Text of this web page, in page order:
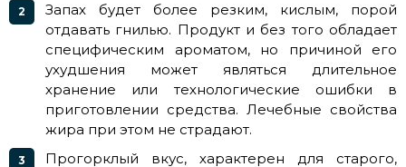
Запах будет более резким, кислым, порой
отдавать гнилью. Продукт и без того обладает
специфическим ароматом, но причиной его
ухудшения может являться длительное
хранение или технологические ошибки в
приготовлении средства. Лечебные свойства
жира при этом не страдают.
Прогорклый вкус, характерен для старого,